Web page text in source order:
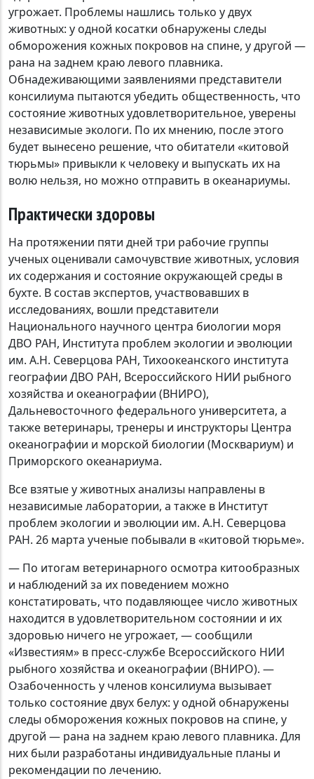
угрожает. Проблемы нашлись только у двух
животных: у одной косатки обнаружены следы
обморожения кожных покровов на спине, у другой —
рана на заднем краю левого плавника.
Обнадеживающими заявлениями представители
консилиума пытаются убедить общественность, что
состояние животных удовлетворительное, уверены
независимые экологи. По их мнению, после этого
будет вынесено решение, что обитатели «китовой
тюрьмы» привыкли к человеку и выпускать их на
волю нельзя, но можно отправить в океанариумы.
Практически здоровы
На протяжении пяти дней три рабочие группы
ученых оценивали самочувствие животных, условия
их содержания и состояние окружающей среды в
бухте. В состав экспертов, участвовавших в
исследованиях, вошли представители
Национального научного центра биологии моря
ДВО РАН, Института проблем экологии и эволюции
им. А.Н. Северцова РАН, Тихоокеанского института
географии ДВО РАН, Всероссийского НИИ рыбного
хозяйства и океанографии (ВНИРО),
Дальневосточного федерального университета, а
также ветеринары, тренеры и инструкторы Центра
океанографии и морской биологии (Москвариум) и
Приморского океанариума.
Все взятые у животных анализы направлены в
независимые лаборатории, а также в Институт
проблем экологии и эволюции им. А.Н. Северцова
РАН. 26 марта ученые побывали в «китовой тюрьме».
— По итогам ветеринарного осмотра китообразных
и наблюдений за их поведением можно
констатировать, что подавляющее число животных
находится в удовлетворительном состоянии и их
здоровью ничего не угрожает, — сообщили
«Известиям» в пресс-службе Всероссийского НИИ
рыбного хозяйства и океанографии (ВНИРО). —
Озабоченность у членов консилиума вызывает
только состояние двух белух: у одной обнаружены
следы обморожения кожных покровов на спине, у
другой — рана на заднем краю левого плавника. Для
них были разработаны индивидуальные планы и
рекомендации по лечению.